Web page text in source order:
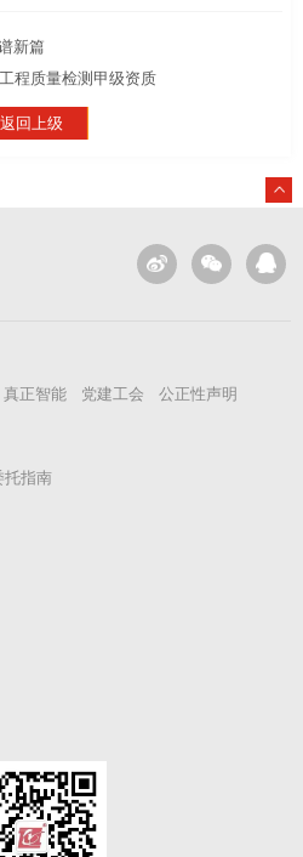
新篇
程质量检测甲级资质
返回上级
真正智能 党建工会 公正性声明
托指南